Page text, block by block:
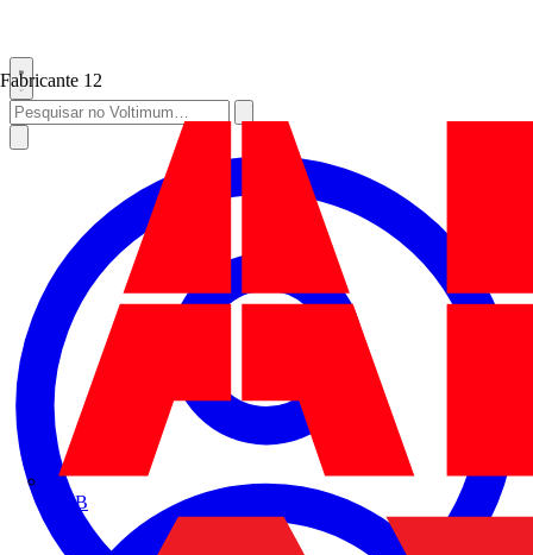
Fabricante 12
ABB